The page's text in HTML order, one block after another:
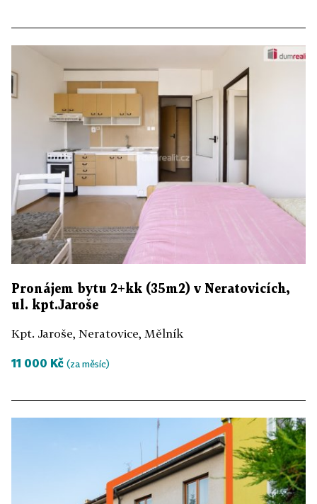
Pronájem bytu 2+kk (35m2) v Neratovicích,
ul. kpt.Jaroše
Kpt. Jaroše, Neratovice, Mělník
11 000 Kč (za měsíc)